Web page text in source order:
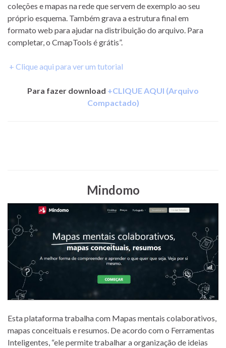
coleções e mapas na rede que servem de exemplo ao seu
próprio esquema. Também grava a estrutura final em
formato web para ajudar na distribuição do arquivo. Para
completar, o CmapTools é grátis”.
+ Clique aqui para ver um tutorial
Para fazer download +CLIQUE AQUI (Arquivo
Compactado)
Mindomo
Esta plataforma trabalha com Mapas mentais colaborativos,
mapas conceituais e resumos. De acordo com o Ferramentas
Inteligentes, “ele permite trabalhar a organização de ideias